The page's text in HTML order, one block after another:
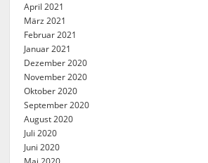
April 2021
März 2021
Februar 2021
Januar 2021
Dezember 2020
November 2020
Oktober 2020
September 2020
August 2020
Juli 2020
Juni 2020